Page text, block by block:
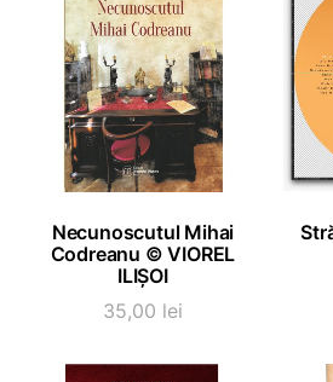
ADAUGĂ ÎN COȘ
Necunoscutul Mihai
Codreanu © VIOREL
ILIȘOI
35,00 lei